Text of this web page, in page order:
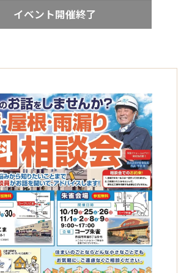
イベント開催終了